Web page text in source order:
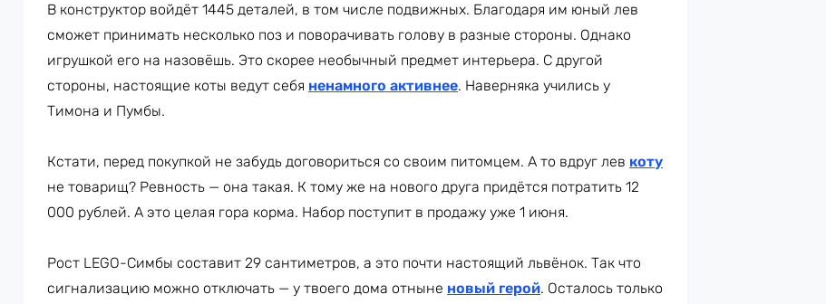
В конструктор войдёт 1445 деталей, в том числе подвижных. Благодаря им юный лев
сможет принимать несколько поз и поворачивать голову в разные стороны. Однако
игрушкой его на назовёшь. Это скорее необычный предмет интерьера. С другой
стороны, настоящие коты ведут себя ненамного активнее. Наверняка учились у
Тимона и Пумбы.
Кстати, перед покупкой не забудь договориться со своим питомцем. А то вдруг лев коту
не товарищ? Ревность — она такая. К тому же на нового друга придётся потратить 12
000 рублей. А это целая гора корма. Набор поступит в продажу уже 1 июня.
Рост LEGO-Симбы составит 29 сантиметров, а это почти настоящий львёнок. Так что
сигнализацию можно отключать — у твоего дома отныне новый герой. Осталось только